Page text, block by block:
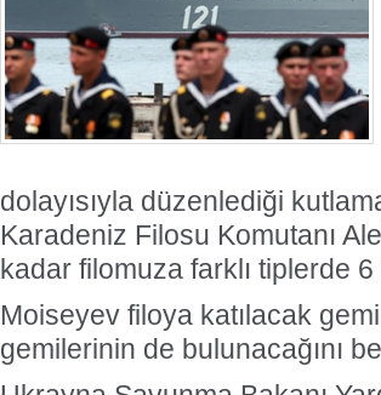
dolayısıyla düzenlediği
Karadeniz Filosu Komutanı
kadar filomuza farklı tiplerde
Moiseyev filoya katılacak
gemilerinin de bulunacağını